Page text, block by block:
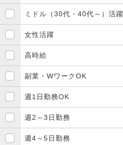
ミドル（30代・40代～）活躍
女性活躍
高時給
副業・WワークOK
週1日勤務OK
週2～3日勤務
週4～5日勤務